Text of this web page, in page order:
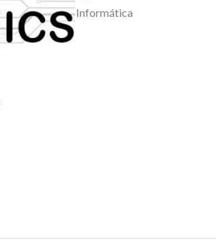
Informática